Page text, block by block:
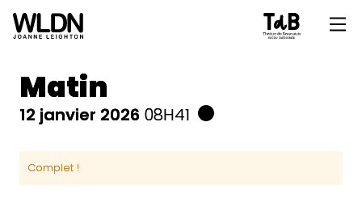
Matin
12 janvier 2026 08H41
Complet !